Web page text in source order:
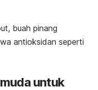
buah pinang
antioksidan seperti
untuk